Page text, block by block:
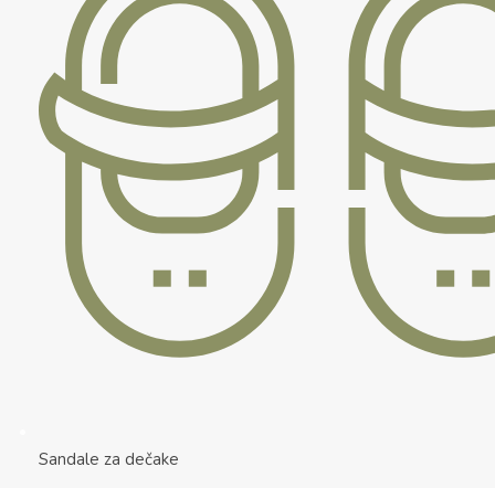
Sandale za dečake